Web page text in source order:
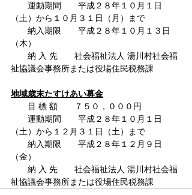
運動期間　　平成２８年１０月１日
（土）から１０月３１日（月）まで
納入期限　　平成２８年１０月１３日
（木）
納 入 先　　社会福祉法人 湯川村社会福
祉協議会事務所または役場住民税務課
地域歳末たすけあい募金
目 標 額　　７５０，０００円
運動期間　　平成２８年１０月１日
（土）から１２月３１日（土）まで
納入期限　　平成２８年１２月９日
（金）
納 入 先　　社会福祉法人 湯川村社会福
祉協議会事務所または役場住民税務課